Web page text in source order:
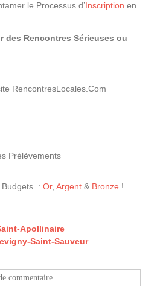
le Processus d’Inscription en
des Rencontres Sérieuses ou
RencontresLocales.Com
Prélèvements
Budgets : Or, Argent & Bronze !
Apollinaire
Saint-Sauveur
commentaire